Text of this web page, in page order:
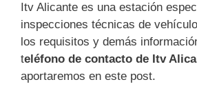
Itv Alicante es una estación
inspecciones técnicas de
los requisitos y demás
teléfono de contacto de Itv
aportaremos en este post.